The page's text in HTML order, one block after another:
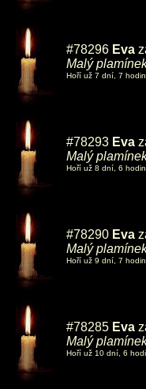
#78296 Eva
Malý
Hoří už 7 dní, 7
#78293 Eva
Malý
Hoří už 8 dní, 6
#78290 Eva
Malý
Hoří už 9 dní, 7
#78285 Eva
Malý
Hoří už 10 dní, 6